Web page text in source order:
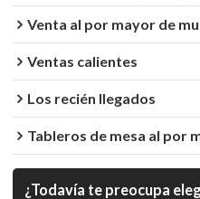
Venta al por mayor de
Ventas calientes
Los recién llegados
Tableros de mesa al por
¿Todavía te preocupa